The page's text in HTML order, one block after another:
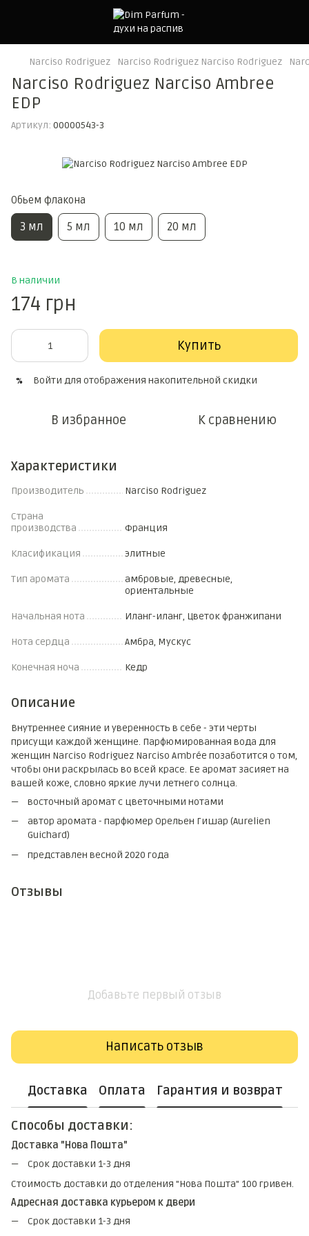
Narciso Rodriguez Narciso Rodriguez Narciso Rodriguez
Narciso Rodriguez Narciso Ambree
EDP
Артикул: 00000543-3
Обьем флакона
3 мл 5 мл 10 мл 20 мл
В наличии
174 грн
Купить
% Войти для отображения накопительной скидки
В избранное К сравнению
Характеристики
Производитель Narciso Rodriguez
Страна
производства
Франция
Класификация элитные
Тип аромата
амбровые, древесные,
ориентальные
Начальная нота Иланг-иланг, Цветок франжипани
Нота сердца Амбра, Мускус
Конечная ноча Кедр
Описание
Внутреннее сияние и уверенность в себе - эти черты
присущи каждой женщине. Парфюмированная вода для
женщин Narciso Rodriguez Narciso Ambrée позаботится о том,
чтобы они раскрылась во всей красе. Ее аромат засияет на
вашей коже, словно яркие лучи летнего солнца.
восточный аромат с цветочными нотами
автор аромата - парфюмер Орельен Гишар (Aurelien
Guichard)
представлен весной 2020 года
Отзывы
Добавьте первый отзыв
Написать отзыв
Доставка Оплата Гарантия и возврат
Способы доставки:
Доставка "Нова Пошта"
Срок доставки 1-3 дня
Стоимость доставки до отделения "Нова Пошта" 100 гривен.
Адресная доставка курьером к двери
Срок доставки 1-3 дня